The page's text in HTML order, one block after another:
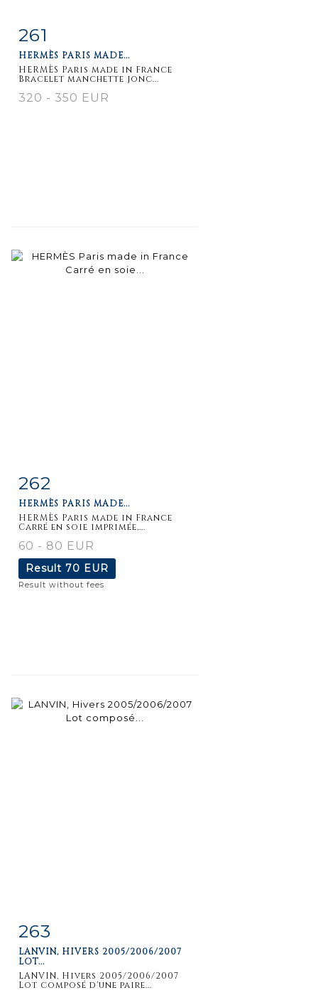
Item detail
261
HERMÈS PARIS MADE...
HERMÈS Paris made in France
Bracelet manchette jonc...
320 - 350 EUR
Item detail
262
HERMÈS PARIS MADE...
HERMÈS Paris made in France
Carré en soie imprimée,...
60 - 80 EUR
Result 70 EUR
Result without fees
Item detail
263
LANVIN, HIVERS 2005/2006/2007
LOT...
LANVIN, Hivers 2005/2006/2007
Lot composé d'une paire...